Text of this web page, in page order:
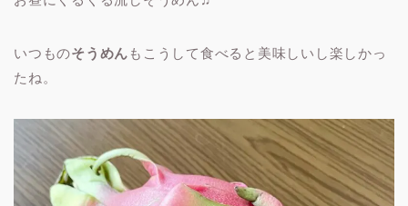
いつものそうめん もこうして食べると美味しいし楽しかっ
たね。